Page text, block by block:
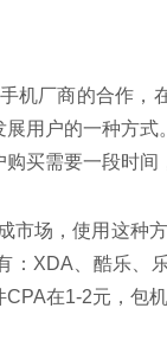
机厂商的合作，
用户的一种方
买需要一段时间
市场，使用这种
：XDA、酷乐、
在1-2元，包